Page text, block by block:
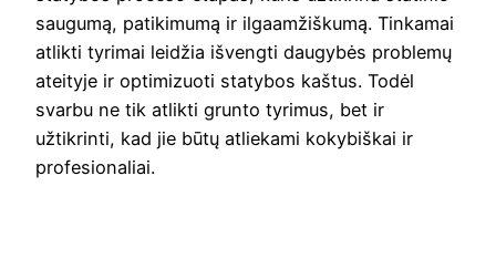
saugumą, patikimumą ir ilgaamžiškumą. Tinkamai
atlikti tyrimai leidžia išvengti daugybės problemų
ateityje ir optimizuoti statybos kaštus. Todėl
svarbu ne tik atlikti grunto tyrimus, bet ir
užtikrinti, kad jie būtų atliekami kokybiškai ir
profesionaliai.